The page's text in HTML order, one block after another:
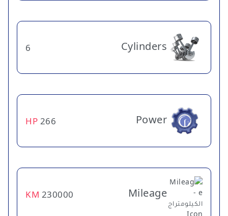
Cylinders
6
Power
266
HP
Mileage
230000
KM